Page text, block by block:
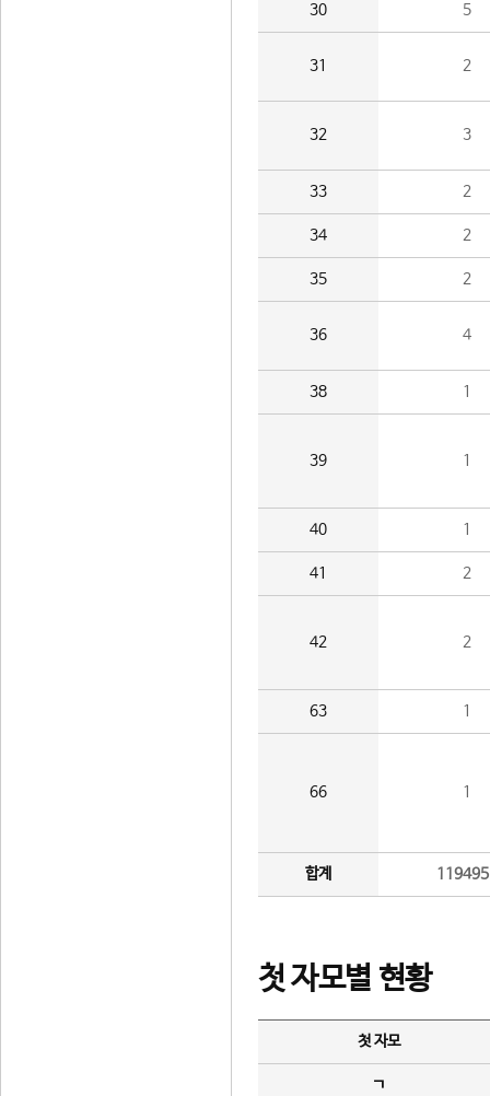
30 5
31 2
32 3
33 2
34 2
35 2
36 4
38 1
39 1
40 1
41 2
42 2
63 1
66 1
합계
첫 자모별 현황
첫 자모
ㄱ